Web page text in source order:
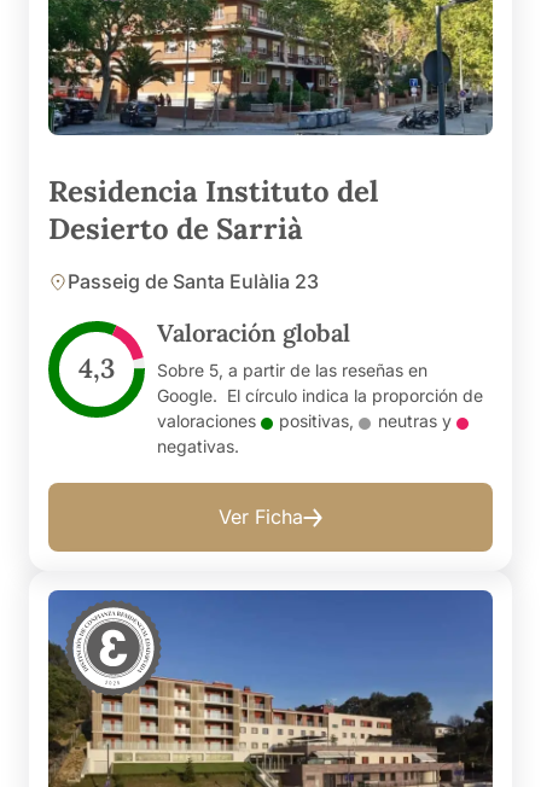
Residencia Instituto del
Desierto de Sarrià
Passeig de Santa Eulàlia 23
4,3
Valoración global
Sobre 5, a partir de las reseñas en
Google. El círculo indica la proporción de
valoraciones
positivas, neutrasy
negativas.
Ver Ficha